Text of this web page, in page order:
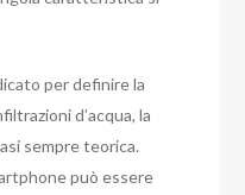
per definire la
d’acqua, la
sempre teorica.
può essere